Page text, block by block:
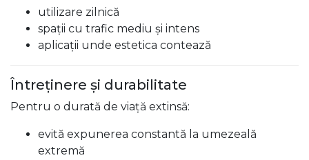
utilizare zilnică
spații cu trafic mediu și intens
aplicații unde estetica contează
Întreținere și durabilitate
Pentru o durată de viață extinsă:
evită expunerea constantă la umezeală
extremă